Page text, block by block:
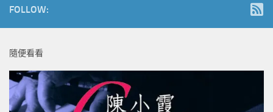
FOLLOW:
隨便看看